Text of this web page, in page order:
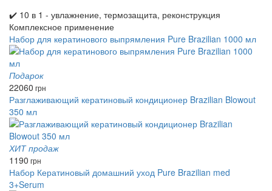
✔️ 10 в 1 - увлажнение, термозащита, реконструкция
Комплексное применение
Набор для кератинового выпрямления Pure Brazilian 1000 мл
Подарок
22060 грн
Разглаживающий кератиновый кондиционер Brazilian Blowout
350 мл
ХИТ продаж
1190 грн
Набор Кератиновый домашний уход Pure Brazilian med
3+Serum